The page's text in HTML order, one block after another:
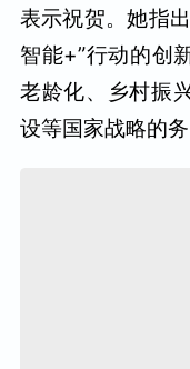
表示祝贺。她指
智能+”行动的创
老龄化、乡村振
设等国家战略的务